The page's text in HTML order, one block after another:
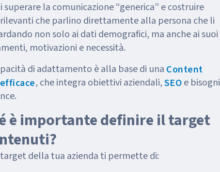
la comunicazione “generica” e costruire
che parlino direttamente alla persona che li
non solo ai dati demografici, ma anche ai suoi
motivazioni e necessità.
di adattamento è alla base di una Content
, che integra obiettivi aziendali,SEOe bisogni
è importante definire il target
della tua azienda ti permette di: